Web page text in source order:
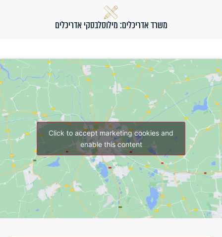
משרד אדריכלים: מילוסלבסקי אדריכלים
Click to accept marketing cookies and
enable this content